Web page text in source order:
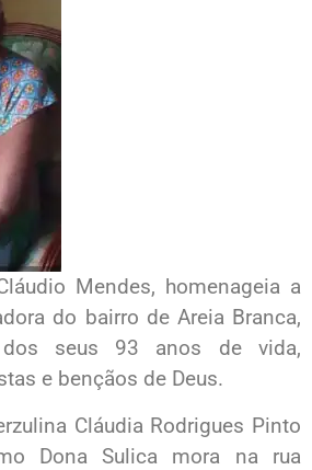
Mendes, homenageia a
do bairro de Areia Branca,
dos seus 93 anos de vida,
e bençãos de Deus.
Cláudia Rodrigues Pinto
Dona Sulica mora na rua